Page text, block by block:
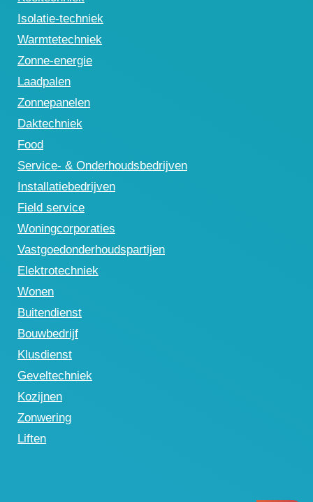
Isolatie-techniek
Warmtetechniek
Zonne-energie
Laadpalen
Zonnepanelen
Daktechniek
Food
Service- & Onderhoudsbedrijven
Installatiebedrijven
Field service
Woningcorporaties
Vastgoedonderhoudspartijen
Elektrotechniek
Wonen
Buitendienst
Bouwbedrijf
Klusdienst
Geveltechniek
Kozijnen
Zonwering
Liften